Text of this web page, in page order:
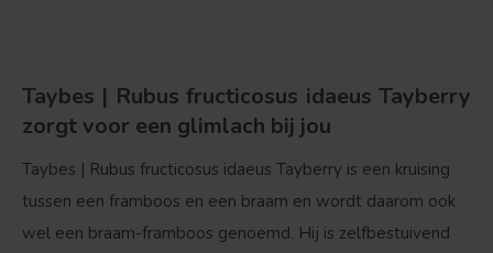
Taybes | Rubus fructicosus idaeus Tayberry
zorgt voor een glimlach bij jou
Taybes | Rubus fructicosus idaeus Tayberry is een kruising
tussen een framboos en een braam en wordt daarom ook
wel een braam-framboos genoemd. Hij is zelfbestuivend